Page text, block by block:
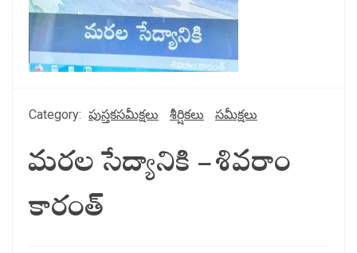
Category: పుస్తకసమీక్షలు శీర్షికలు సమీక్షలు
మరల సేద్యానికి – శివరాం
కారంత్